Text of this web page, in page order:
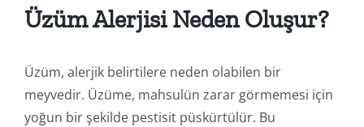
Üzüm Alerjisi Neden Oluşur?
Üzüm, alerjik belirtilere neden olabilen bir
meyvedir. Üzüme, mahsulün zarar görmemesi için
yoğun bir şekilde pestisit püskürtülür. Bu